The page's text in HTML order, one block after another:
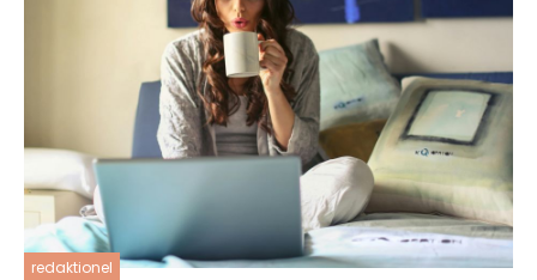
redaktionel